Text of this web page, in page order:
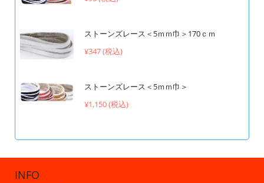
ストーンズレース＜5ｍｍ巾＞170ｃｍ
¥347 (税込)
ストーンズレース＜5ｍｍ巾＞
¥1,150 (税込)
INFO